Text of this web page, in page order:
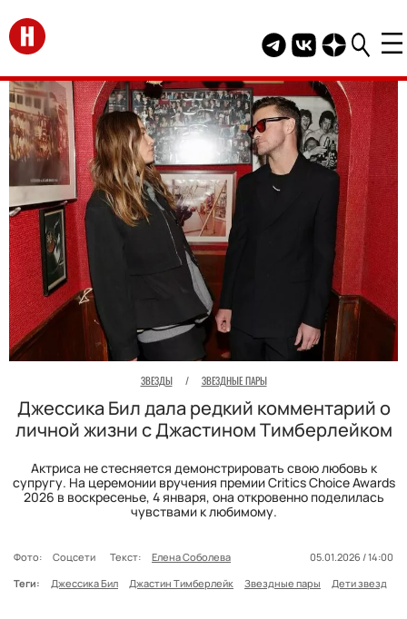
Перейти на главную
Telegram канал
Группа HELLO
Канал
ЗВЕЗДЫ / ЗВЕЗДНЫЕ ПАРЫ
Джессика Бил дала редкий комментарий о
личной жизни с Джастином Тимберлейком
Актриса не стесняется демонстрировать свою любовь к
супругу. На церемонии вручения премии Critics Choice Awards
2026 в воскресенье, 4 января, она откровенно поделилась
чувствами к любимому.
Фото: Соцсети Текст: Елена Соболева
05.01.2026 / 14:00
Теги:
Джессика Бил Джастин Тимберлейк Звездные пары Дети звезд